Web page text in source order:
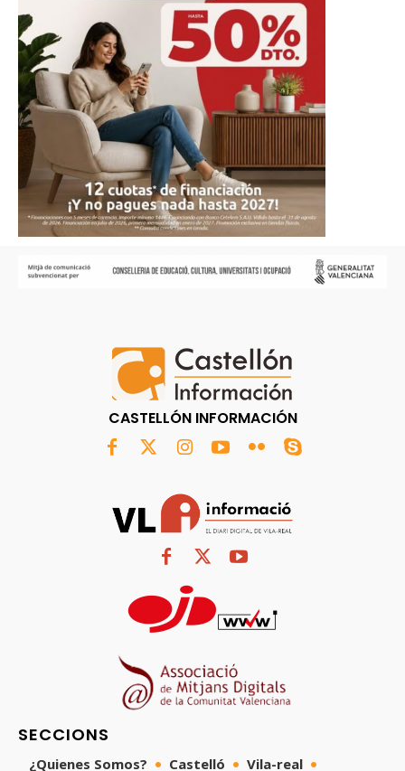
CASTELLÓN INFORMACIÓN
SECCIONS
¿Quienes Somos? Castelló
Vila-real